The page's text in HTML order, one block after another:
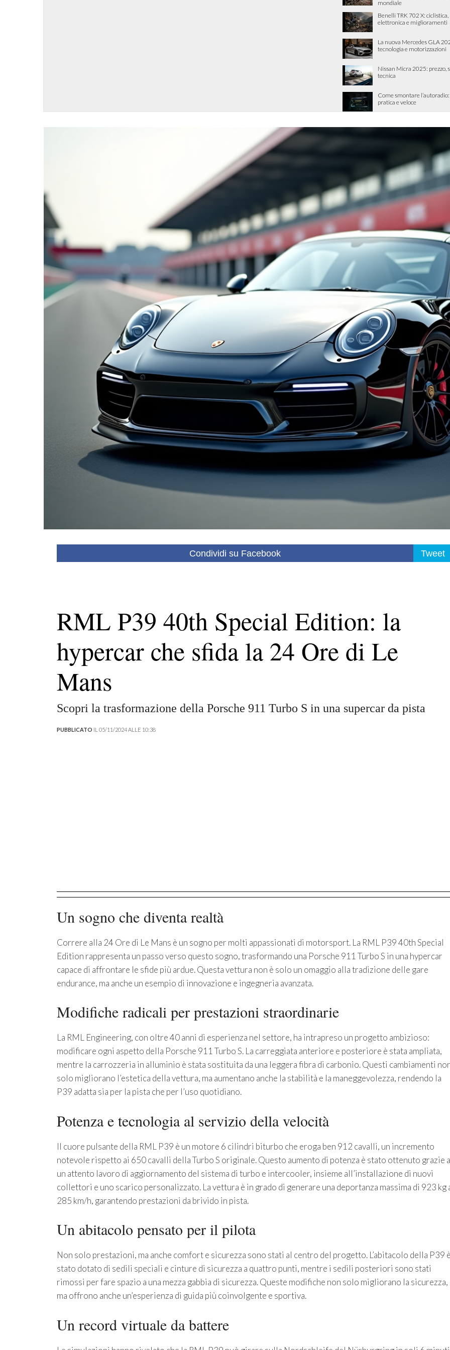
mondiale
Benelli TRK 702 X:
elettronica e miglioramenti
La nuova Mercedes GLA
tecnologia e motorizzazioni
Nissan Micra 2025: prezzo,
tecnica
Come smontare
pratica e veloce
Condividi su Facebook Tweet
RML P39 40th Special Edition: la
hypercar che sfida la 24 Ore di Le
Mans
Scopri la trasformazione della Porsche 911 Turbo S in una supercar da pista
PUBBLICATO IL 05/11/2024 ALLE 10:38
Un sogno che diventa realtà
Correre alla 24 Ore di Le Mans è un sogno per molti appassionati di motorsport. La RML P39 40th Special
Edition rappresenta un passo verso questo sogno, trasformando una Porsche 911 Turbo S in una hypercar
capace di affrontare le sfide più ardue. Questa vettura non è solo un omaggio alla tradizione delle gare
endurance, ma anche un esempio di innovazione e ingegneria avanzata.
Modifiche radicali per prestazioni straordinarie
La RML Engineering, con oltre 40 anni di esperienza nel settore, ha intrapreso un progetto ambizioso:
modificare ogni aspetto della Porsche 911 Turbo S. La carreggiata anteriore e posteriore è stata ampliata,
mentre la carrozzeria in alluminio è stata sostituita da una leggera fibra di carbonio. Questi cambiamenti
solo migliorano l’estetica della vettura, ma aumentano anche la stabilità e la maneggevolezza, rendendo la
P39 adatta sia per la pista che per l’uso quotidiano.
Potenza e tecnologia al servizio della velocità
Il cuore pulsante della RML P39 è un motore 6 cilindri biturbo che eroga ben 912 cavalli, un incremento
notevole rispetto ai 650 cavalli della Turbo S originale. Questo aumento di potenza è stato ottenuto grazie a
un attento lavoro di aggiornamento del sistema di turbo e intercooler, insieme all’installazione di nuovi
collettori e uno scarico personalizzato. La vettura è in grado di generare una deportanza massima di 923 kg
285 km/h, garantendo prestazioni da brivido in pista.
Un abitacolo pensato per il pilota
Non solo prestazioni, ma anche comfort e sicurezza sono stati al centro del progetto. L’abitacolo della P39
stato dotato di sedili speciali e cinture di sicurezza a quattro punti, mentre i sedili posteriori sono stati
rimossi per fare spazio a una mezza gabbia di sicurezza. Queste modifiche non solo migliorano la sicurezza,
ma offrono anche un’esperienza di guida più coinvolgente e sportiva.
Un record virtuale da battere